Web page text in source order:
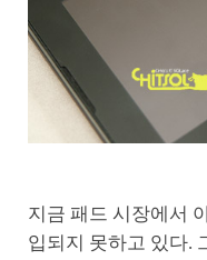
지금 패드 시장에서
입되지 못하고 있다.